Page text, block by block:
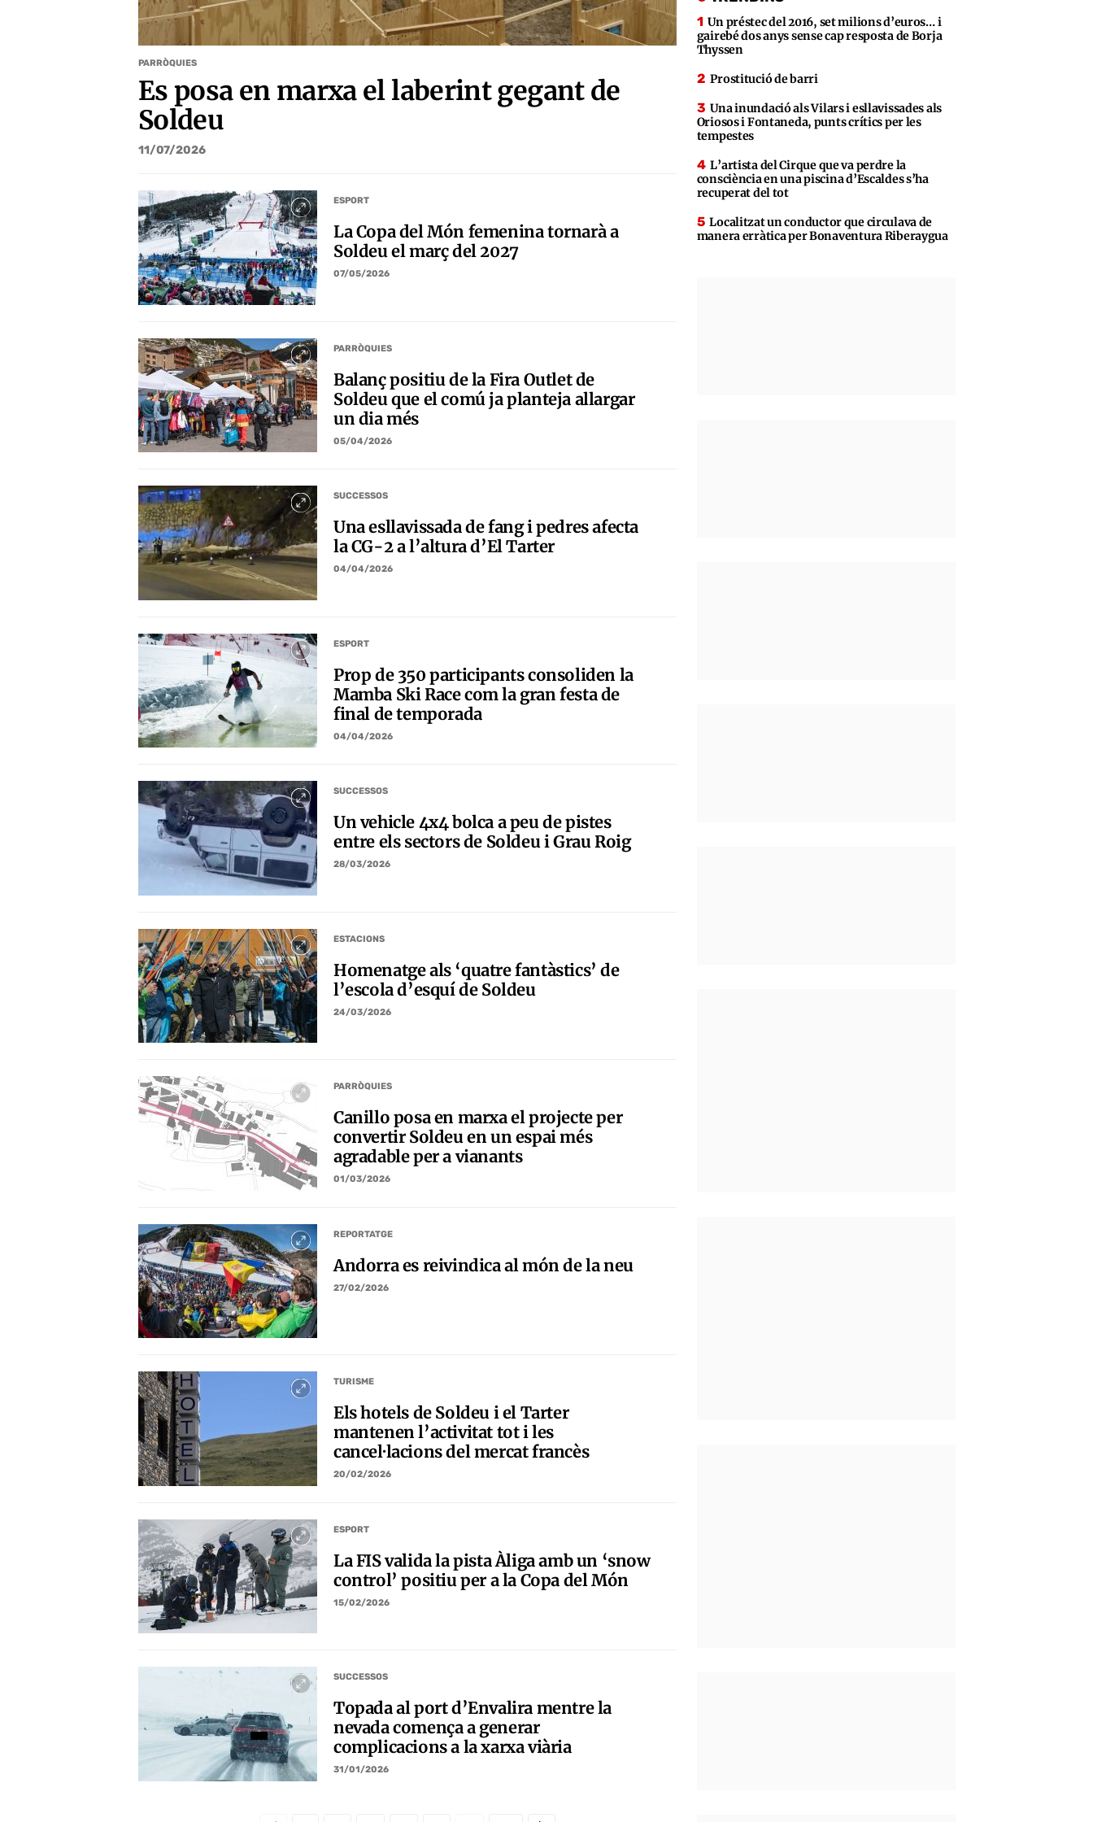
PARRÒQUIES
Es posa en marxa el laberint gegant de
Soldeu
11/07/2026
ESPORT
La Copa del Món femenina tornarà a
Soldeu el març del 2027
07/05/2026
PARRÒQUIES
Balanç positiu de la Fira Outlet de
Soldeu que el comú ja planteja allargar
un dia més
05/04/2026
SUCCESSOS
Una esllavissada de fang i pedres afecta
la CG-2 a l’altura d’El Tarter
04/04/2026
ESPORT
Prop de 350 participants consoliden la
Mamba Ski Race com la gran festa de
final de temporada
04/04/2026
SUCCESSOS
Un vehicle 4x4 bolca a peu de pistes
entre els sectors de Soldeu i Grau Roig
28/03/2026
ESTACIONS
Homenatge als ‘quatre fantàstics’ de
l’escola d’esquí de Soldeu
24/03/2026
PARRÒQUIES
Canillo posa en marxa el projecte per
convertir Soldeu en un espai més
agradable per a vianants
01/03/2026
REPORTATGE
Andorra es reivindica al món de la neu
27/02/2026
TURISME
Els hotels de Soldeu i el Tarter
mantenen l’activitat tot i les
cancel·lacions del mercat francès
20/02/2026
ESPORT
La FIS valida la pista Àliga amb un ‘snow
control’ positiu per a la Copa del Món
15/02/2026
SUCCESSOS
Topada al port d’Envalira mentre la
nevada comença a generar
complicacions a la xarxa viària
31/01/2026
Un préstec del 2016, set milions d’euros… i
gairebé dos anys sense cap resposta de Borja
Thyssen
Prostitució de barri
Una inundació als Vilars i esllavissades als
Oriosos i Fontaneda, punts crítics per les
tempestes
L’artista del Cirque que va perdre la
consciència en una piscina d’Escaldes s’ha
recuperat del tot
Localitzat un conductor que circulava de
manera erràtica per Bonaventura Riberaygua